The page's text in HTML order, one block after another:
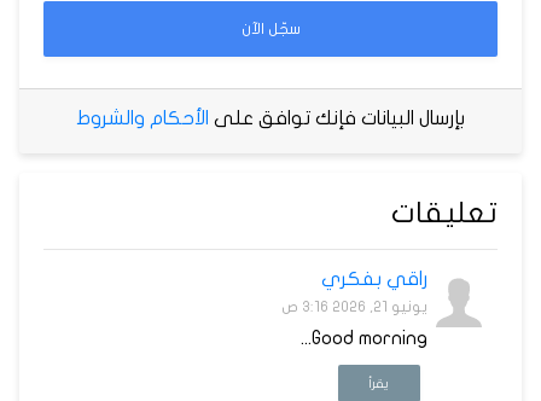
سجّل الآن
بإرسال البيانات فإنك توافق على الأحكام والشروط
تعليقات
راقي بفكري
يونيو 21, 2026 3:16 ص
Good morning...
يقرأ